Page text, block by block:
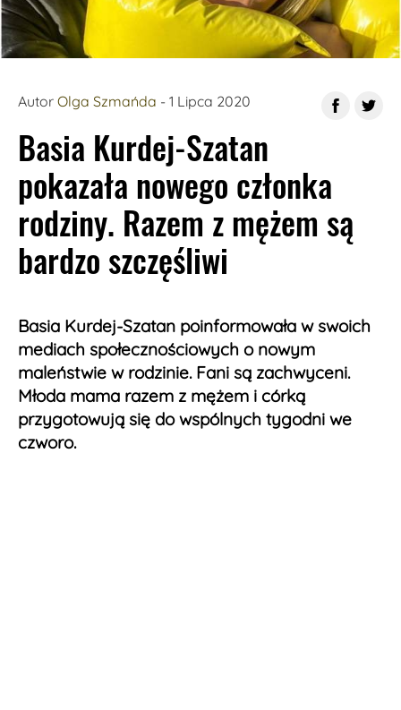
Autor Olga Szmańda - 1 Lipca 2020
Basia Kurdej-Szatan
pokazała nowego członka
rodziny. Razem z mężem są
bardzo szczęśliwi
Basia Kurdej-Szatan poinformowała w swoich
mediach społecznościowych o nowym
maleństwie w rodzinie. Fani są zachwyceni.
Młoda mama razem z mężem i córką
przygotowują się do wspólnych tygodni we
czworo.